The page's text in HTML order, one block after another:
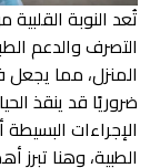
تُعد النوبة
التصرف والدعم
المنزل، مما
ضروريًا قد ينقذ
الإجراءات
الطبية، وهنا تبرز